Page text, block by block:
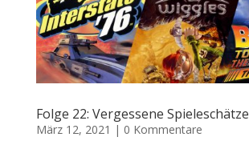
Folge 22: Vergessene Spieleschätze
März 12, 2021 | 0 Kommentare